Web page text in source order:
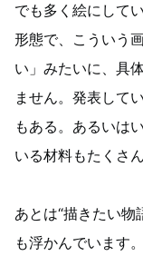
でも多く絵にして
形態で、こういう
い」みたいに、具
ません。発表して
もある。あるいは
いる材料もたくさ
あとは“描きたい物
も浮かんでいます